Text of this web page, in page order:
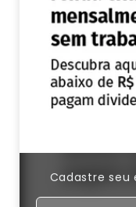
Cadastre